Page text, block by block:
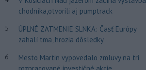
chodníka,otvorili aj pumptrack
5
ÚPLNÉ ZATMENIE SLNKA: Časť Európy
zahalí tma, hrozia dôsledky
6
Mesto Martin vypovedalo zmluvy na tri